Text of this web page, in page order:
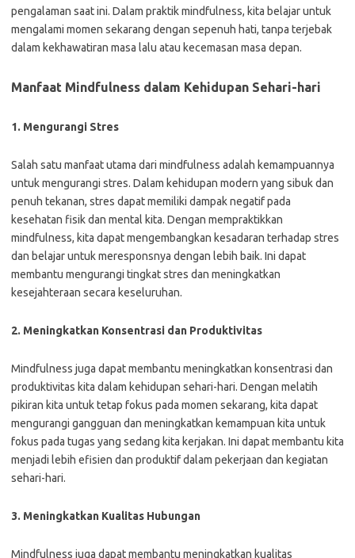
pengalaman saat ini. Dalam praktik mindfulness, kita belajar untuk
mengalami momen sekarang dengan sepenuh hati, tanpa terjebak
dalam kekhawatiran masa lalu atau kecemasan masa depan.
Manfaat Mindfulness dalam Kehidupan Sehari-hari
1. Mengurangi Stres
Salah satu manfaat utama dari mindfulness adalah kemampuannya
untuk mengurangi stres. Dalam kehidupan modern yang sibuk dan
penuh tekanan, stres dapat memiliki dampak negatif pada
kesehatan fisik dan mental kita. Dengan mempraktikkan
mindfulness, kita dapat mengembangkan kesadaran terhadap stres
dan belajar untuk meresponsnya dengan lebih baik. Ini dapat
membantu mengurangi tingkat stres dan meningkatkan
kesejahteraan secara keseluruhan.
2. Meningkatkan Konsentrasi dan Produktivitas
Mindfulness juga dapat membantu meningkatkan konsentrasi dan
produktivitas kita dalam kehidupan sehari-hari. Dengan melatih
pikiran kita untuk tetap fokus pada momen sekarang, kita dapat
mengurangi gangguan dan meningkatkan kemampuan kita untuk
fokus pada tugas yang sedang kita kerjakan. Ini dapat membantu kita
menjadi lebih efisien dan produktif dalam pekerjaan dan kegiatan
sehari-hari.
3. Meningkatkan Kualitas Hubungan
Mindfulness juga dapat membantu meningkatkan kualitas